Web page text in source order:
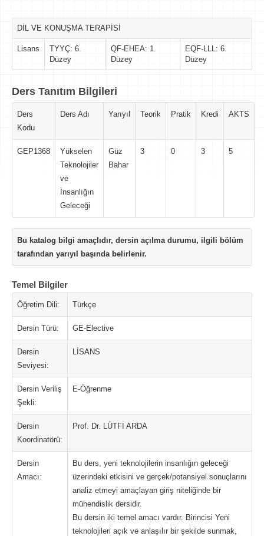
DİL VE KONUŞMA TERAPİSİ
Lisans
TYYÇ: 6.
Düzey
QF-EHEA: 1.
Düzey
EQF-LLL: 6.
Düzey
Ders Tanıtım Bilgileri
Ders
Kodu
Ders Adı Yarıyıl Teorik Pratik Kredi AKTS
GEP1368
Yükselen
Teknolojiler
ve
İnsanlığın
Geleceği
Güz
Bahar
3 0 3 5
Bu katalog bilgi amaçlıdır, dersin açılma durumu, ilgili bölüm
tarafından yarıyıl başında belirlenir.
Temel Bilgiler
Öğretim Dili: Türkçe
Dersin Türü: GE-Elective
Dersin
Seviyesi:
LİSANS
Dersin Veriliş
Şekli:
E-Öğrenme
Dersin
Koordinatörü:
Prof. Dr. LÜTFİ ARDA
Dersin
Amacı:
Bu ders, yeni teknolojilerin insanlığın geleceği
üzerindeki etkisini ve gerçek/potansiyel sonuçlarını
analiz etmeyi amaçlayan giriş niteliğinde bir
mühendislik dersidir.
Bu dersin iki temel amacı vardır. Birincisi Yeni
teknolojileri açık ve anlaşılır bir şekilde sunmak,